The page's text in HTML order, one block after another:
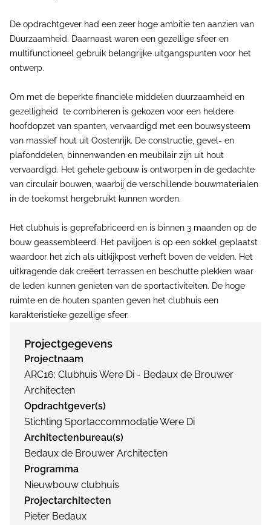
De opdrachtgever had een zeer hoge ambitie ten aanzien van
Duurzaamheid. Daarnaast waren een gezellige sfeer en
multifunctioneel gebruik belangrijke uitgangspunten voor het
ontwerp.
Om met de beperkte financiële middelen duurzaamheid en
gezelligheid te combineren is gekozen voor een heldere
hoofdopzet van spanten, vervaardigd met een bouwsysteem
van massief hout uit Oostenrijk. De constructie, gevel- en
plafonddelen, binnenwanden en meubilair zijn uit hout
vervaardigd. Het gehele gebouw is ontworpen in de gedachte
van circulair bouwen, waarbij de verschillende bouwmaterialen
in de toekomst hergebruikt kunnen worden.
Het clubhuis is geprefabriceerd en is binnen 3 maanden op de
bouw geassembleerd. Het paviljoen is op een sokkel geplaatst
waardoor het zich als uitkijkpost verheft boven de velden. Het
uitkragende dak creëert terrassen en beschutte plekken waar
de leden kunnen genieten van de sportactiviteiten. De hoge
ruimte en de houten spanten geven het clubhuis een
karakteristieke gezellige sfeer.
Projectgegevens
Projectnaam
ARC16: Clubhuis Were Di - Bedaux de Brouwer
Architecten
Opdrachtgever(s)
Stichting Sportaccommodatie Were Di
Architectenbureau(s)
Bedaux de Brouwer Architecten
Programma
Nieuwbouw clubhuis
Projectarchitecten
Pieter Bedaux